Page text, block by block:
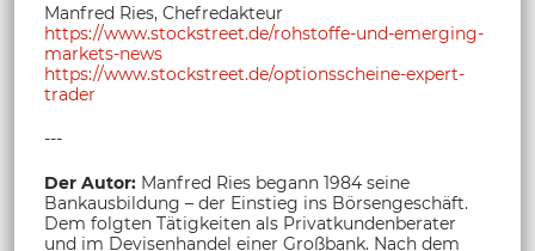
Manfred Ries, Chefredakteur
https://www.stockstreet.de/rohstoffe-und-emerging-
markets-news
https://www.stockstreet.de/optionsscheine-expert-
trader
---
Der Autor: Manfred Ries begann 1984 seine
Bankausbildung – der Einstieg ins Börsengeschäft.
Dem folgten Tätigkeiten als Privatkundenberater
und im Devisenhandel einer Großbank. Nach dem